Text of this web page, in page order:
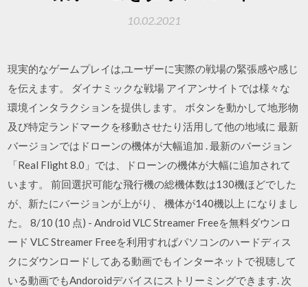
10.02.2021
現実的なゲームプレイは,ユーザーに実際の戦場の緊張感や感じ
を伝えます。 ダイナミックな戦場 アイアンサイトでは様々な
環境インタラクションを提供します。 ボタンを動かして地形物
及び特定ランドマークを移動させたり活用して他の地域に 最新
バージョンではドローンの機体が大幅追加 . 最新のバージョン
「Real Flight 8.0」では、ドローンの機体が大幅に追加されて
います。 前回選択可能な飛行機の総機体数は130機ほどでした
が、新たにバージョンが上がり、 機体が140機以上 になりまし
た。 8/10 (10 点) - Android VLC Streamer Freeを無料ダウンロ
ード VLC Streamer Freeを利用すればパソコンのハードディス
クにダウンロードしてある動画でもインターネットで視聴して
いる動画でもAndoroidデバイスにストリーミングできます. 次